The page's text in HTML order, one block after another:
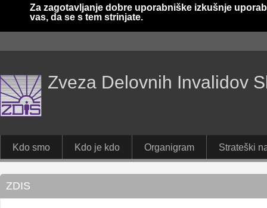
Za zagotavljanje dobre uporabniške izkušnje
vas, da se s tem strinjate.
Zveza Delovnih Invalidov
Kdo smo Kdo je kdo Organigram Strateški
ZDIS